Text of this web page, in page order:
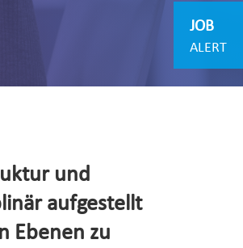
und
aufgestellt
Ebenen zu
JOB
ALERT